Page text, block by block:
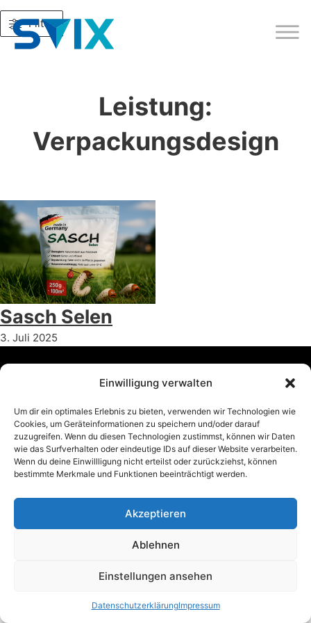
Einwilligung verwalten
Um dir ein optimales Erlebnis zu bieten, verwenden wir Technologien wie
Cookies, um Geräteinformationen zu speichern und/oder darauf
zuzugreifen. Wenn du diesen Technologien zustimmst, können wir Daten
wie das Surfverhalten oder eindeutige IDs auf dieser Website verarbeiten.
Wenn du deine Einwillligung nicht erteilst oder zurückziehst, können
bestimmte Merkmale und Funktionen beeinträchtigt werden.
Akzeptieren
Ablehnen
Einstellungen ansehen
DatenschutzerklärungImpressum
Filter
Leistung:
Verpackungsdesign
Sasch Selen
3. Juli 2025
ImpressumDatenschutz